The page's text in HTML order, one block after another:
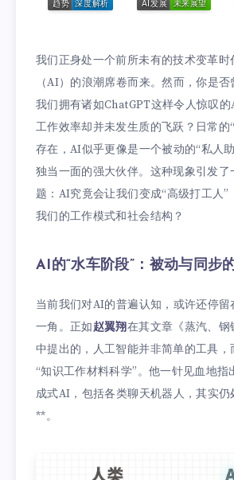
我们正身处一个前所未有的技术变革时
（AI）的浪潮席卷而来。然而，你是
我们拥有诸如ChatGPT这样令人惊叹
工作效率却并未发生质的飞跃？日常的
存在，AI似乎更像是一个被动的“私人
独当一面的强大伙伴。这种现象引发了
题：AI究竟会让我们变成“高级打工人”
我们的工作模式和社会结构？
AI的“水车阶段”：被动与同步
当前我们对AI的普遍认知，或许还停留
一角。正如赵翼翔在其文章《蒸汽、钢
中提出的，人工智能并非简单的工具，
“知识工作材料科学”。他一针见血地指
成式AI，包括各类聊天机器人，其实仍
**。